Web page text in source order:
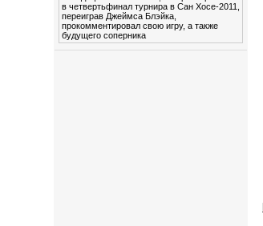
в четвертьфинал турнира в Сан Хосе-2011,
переиграв Джеймса Блэйка,
прокомментировал свою игру, а также
будущего соперника